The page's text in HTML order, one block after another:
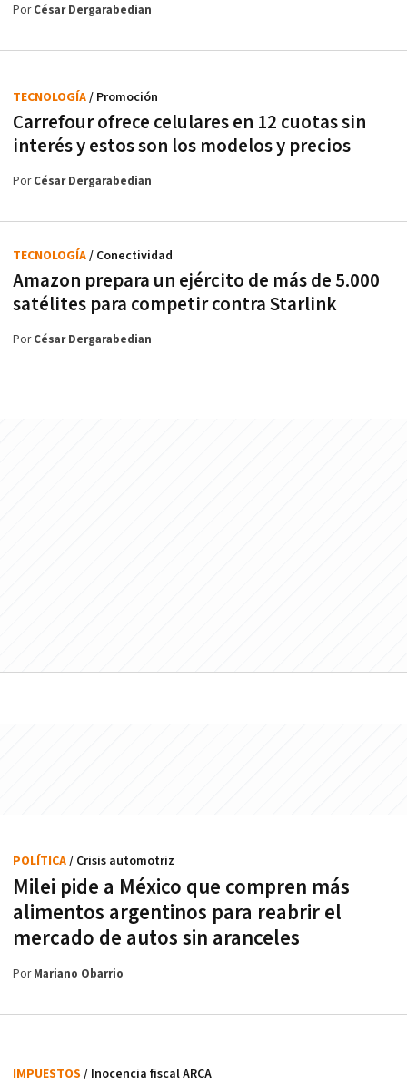
PorCésar Dergarabedian
Carrefour ofrece celulares en 12 cuotas sin
interés y estos son los modelos y precios
TECNOLOGÍA/ Promoción
PorCésar Dergarabedian
Amazon prepara un ejército de más de 5.000
satélites para competir contra Starlink
TECNOLOGÍA/ Conectividad
PorCésar Dergarabedian
Milei pide a México que compren más
alimentos argentinos para reabrir el
mercado de autos sin aranceles
POLÍTICA/ Crisis automotriz
PorMariano Obarrio
IMPUESTOS / Inocencia fiscal ARCA